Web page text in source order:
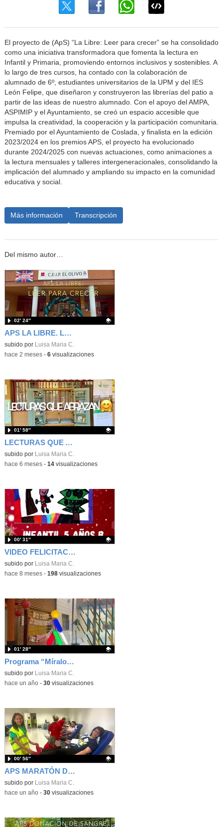
El proyecto de (ApS) “La Libre: Leer para crecer” se ha consolidado
como una iniciativa transformadora que fomenta la lectura en
Infantil y Primaria, promoviendo entornos inclusivos y sostenibles. A
lo largo de tres cursos, ha contado con la colaboración de
alumnado de 6º, estudiantes universitarios de la UPM y del IES
León Felipe, que diseñaron y construyeron las librerías del patio a
partir de las ideas de nuestro alumnado. Con el apoyo del AMPA,
ASPIMIP y el Ayuntamiento, se creó un espacio accesible que
impulsa la creatividad, la cooperación y la participación comunitaria.
Premiado por el Ayuntamiento de Coslada, y finalista en la edición
2023/2024 en los premios APS, el proyecto ha evolucionado
durante 2024/2025 con nuevas actuaciones, como animaciones a
la lectura mensuales y talleres intergeneracionales, consolidando la
implicación del alumnado y ampliando su impacto en la comunidad
educativa y social.
Más información Transcripción
Del mismo autor…
APS LA LIBRE. LEER PARA CRECER.
Contenido educativo.
subido por Luisa Maria C.
02′ 24″
-hace 2 meses- 6visualizaciones
LECTURAS QUE ABRAZAN
Contenido educativo.
subido por Luisa Maria C.
01′ 58″
-hace 6 meses- 14visualizaciones
VIDEO FELICITACIÓN
Contenido educativo.
subido por Luisa Maria C.
00′ 31″
-hace 8 meses- 198visualizaciones
Programa “Míralo con otros ojos” VISITA Centro de Recursos Educativos de la ONCE en Madrid.
Contenido educativo.
subido por Luisa Maria C.
01′ 28″
-hace un año- 30visualizaciones
APS MARATÓN DONACIÓN DE SANGRE. JORNADAS EN EL HOSPITAL.
Contenido educativo.
subido por Luisa Maria C.
00′ 56″
-hace un año- 30visualizaciones